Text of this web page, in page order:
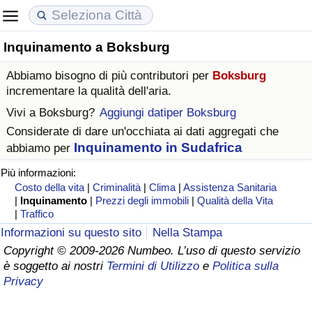
Inquinamento a Boksburg
Abbiamo bisogno di più contributori per Boksburg
incrementare la qualità dell'aria.
Vivi a Boksburg? Aggiungi datiper Boksburg
Considerate di dare un'occhiata ai dati aggregati che
abbiamo per Inquinamento in Sudafrica
Più informazioni:
Costo della vita |Criminalità |Clima |Assistenza Sanitaria
| Inquinamento | Prezzi degli immobili |Qualità della Vita
|Traffico
Informazioni su questo sito
Nella Stampa
Copyright © 2009-2026 Numbeo. L’uso di questo servizio
è soggetto ai nostri Termini di Utilizzo e Politica sulla
Privacy
Costo della vita
Indice Del Costo Della Vita (corrente)
Indice Del Costo Della Vita
Indice del Costo della Vita per Nazione
ad Aqaba
Prezzi degli immobili
Indice del Prezzo delle Case (Corrente)
Indice del Prezzo delle Case
Indice del Prezzo delle Case per Nazione
Qualità della Vita
Indice della Qualità della Vita
Indice della Qualità della Vita (Corrente)
Indice della qualità della vita per Paese
Criminalità
Indice del Tasso di Criminalità (Corrente)
Indice della Criminalità